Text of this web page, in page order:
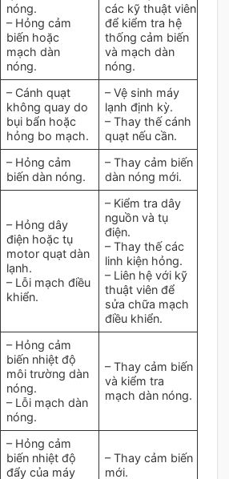
nóng.
– Hỏng cảm
biến hoặc
mạch dàn
nóng.
các kỹ thuật viên
để kiểm tra hệ
thống cảm biến
và mạch dàn
nóng.
– Cánh quạt
không quay do
bụi bẩn hoặc
hỏng bo mạch.
– Vệ sinh máy
lạnh định kỳ.
– Thay thế cánh
quạt nếu cần.
– Hỏng cảm
biến dàn nóng.
– Thay cảm biến
dàn nóng mới.
– Hỏng dây
điện hoặc tụ
motor quạt dàn
lạnh.
– Lỗi mạch điều
khiển.
– Kiểm tra dây
nguồn và tụ
điện.
– Thay thế các
linh kiện hỏng.
– Liên hệ với kỹ
thuật viên để
sửa chữa mạch
điều khiển.
– Hỏng cảm
biến nhiệt độ
môi trường dàn
nóng.
– Lỗi mạch dàn
nóng.
– Thay cảm biến
và kiểm tra
mạch dàn nóng.
– Hỏng cảm
biến nhiệt độ
đẩy của máy
– Thay cảm biến
mới.